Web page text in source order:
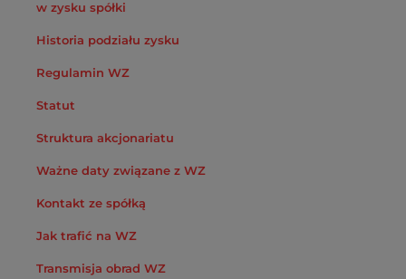
w zysku spółki
Historia podziału zysku
Regulamin WZ
Statut
Struktura akcjonariatu
Ważne daty związane z WZ
Kontakt ze spółką
Jak trafić na WZ
Transmisja obrad WZ